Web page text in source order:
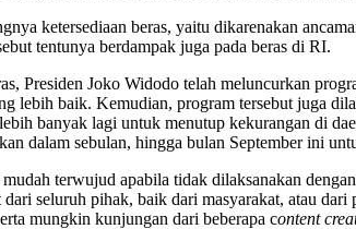
ketersediaan beras, yaitu dikarenakan
tentunya berdampak juga pada beras di RI.
Presiden Joko Widodo telah meluncurkan
lebih baik. Kemudian, program tersebut juga
banyak lagi untuk menutup kekurangan di
dalam sebulan, hingga bulan September ini
terwujud apabila tidak dilaksanakan
seluruh pihak, baik dari masyarakat, atau dari
mungkin kunjungan dari beberapa content